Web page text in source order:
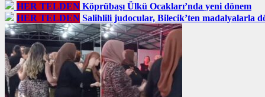
HER TELDEN Köprübaşı Ülkü Ocakları’nda yeni dönem
HER TELDEN Salihlili judocular, Bilecik’ten madalyalarla